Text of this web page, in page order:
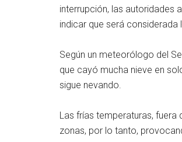
interrupción, las autoridades
indicar que será considerada
Según un meteorólogo del
que cayó mucha nieve en
sigue nevando.
Las frías temperaturas, fuera
zonas, por lo tanto,